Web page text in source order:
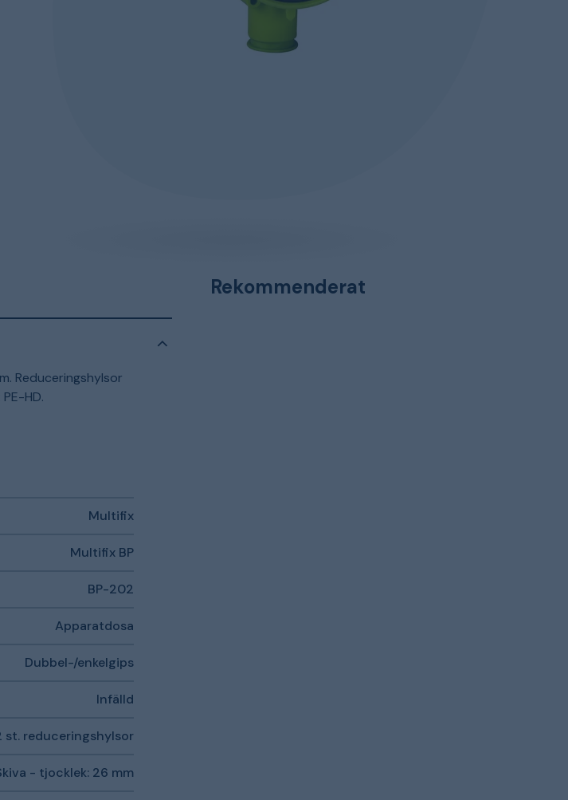
Reduceringshylsor
HD.
Multifix
Multifix BP
BP-202
Apparatdosa
Dubbel-/enkelgips
Infälld
st. reduceringshylsor
- tjocklek: 26 mm
Rekommenderat